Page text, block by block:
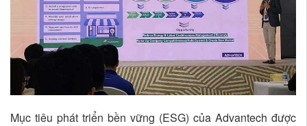
Mục tiêu phát triển bền vững (ESG) của Advantech được